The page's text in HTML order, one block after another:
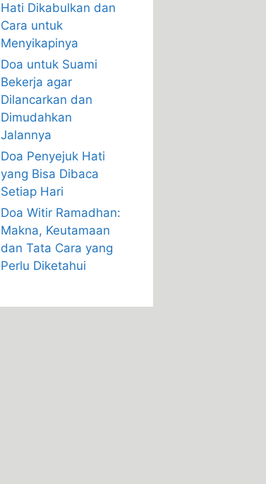
Hati Dikabulkan dan
Cara untuk
Menyikapinya
Doa untuk Suami
Bekerja agar
Dilancarkan dan
Dimudahkan
Jalannya
Doa Penyejuk Hati
yang Bisa Dibaca
Setiap Hari
Doa Witir Ramadhan:
Makna, Keutamaan
dan Tata Cara yang
Perlu Diketahui